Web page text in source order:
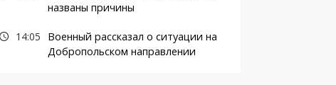
названы причины
14:05
Военный рассказал о ситуации на
Добропольском направлении